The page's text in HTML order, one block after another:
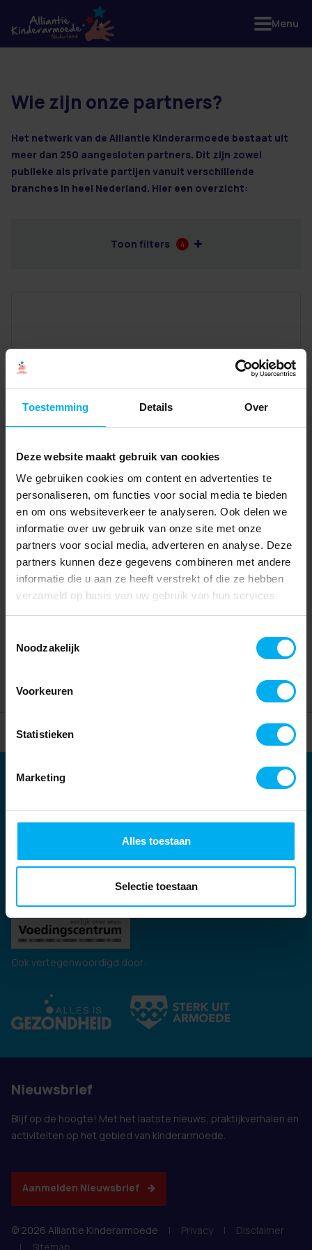
Toestemming Details Over
Deze website maakt gebruik van cookies
We gebruiken cookies om content en advertenties te
personaliseren, om functies voor social media te bieden
en om ons websiteverkeer te analyseren. Ook delen we
informatie over uw gebruik van onze site met onze
partners voor social media, adverteren en analyse. Deze
partners kunnen deze gegevens combineren met andere
informatie die u aan ze heeft verstrekt of die ze hebben
verzameld op basis van uw gebruik van hun services.
Noodzakelijk
Voorkeuren
Statistieken
Marketing
Alles toestaan
Selectie toestaan
2 resultaten
Wie zijn onze partners?
Het netwerk van de Alliantie Kinderarmoede bestaat uit
meer dan 250 aangesloten partners. Dit zijn zowel
publieke als private partijen vanuit verschillende
branches in heel Nederland. Hier een overzicht:
Toon filters 4
Home Partners
Partners
Kernpartners:
Ook vertegenwoordigd door:
Nieuwsbrief
Blijf op de hoogte! Met het laatste nieuws, praktijkverhalen en
activiteiten op het gebied van kinderarmoede.
Aanmelden Nieuwsbrief
© 2026 Alliantie Kinderarmoede | Privacy |
Disclaimer
|
Sitemap
Menu